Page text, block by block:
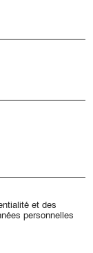
et des
personnelles